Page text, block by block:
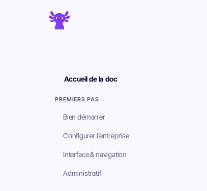
Accueil de la doc
PREMIERS PAS
Bien démarrer
Configurer l’entreprise
Interface & navigation
Administratif